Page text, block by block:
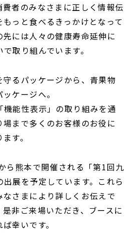
者のみなさまに正しく情報伝
っと食べるきっかけとなって
には人々の健康寿命延伸に
取り組んでいます。
るパッケージから、青果物
ケージへ。
機能性表示」の取り組みを通
場まで多くのお客様のお役に
す。
ら熊本で開催される「第1回九
展を予定しています。これら
さまにより詳しくお伝えで
非ご来場いただき、ブースに
幸いです。